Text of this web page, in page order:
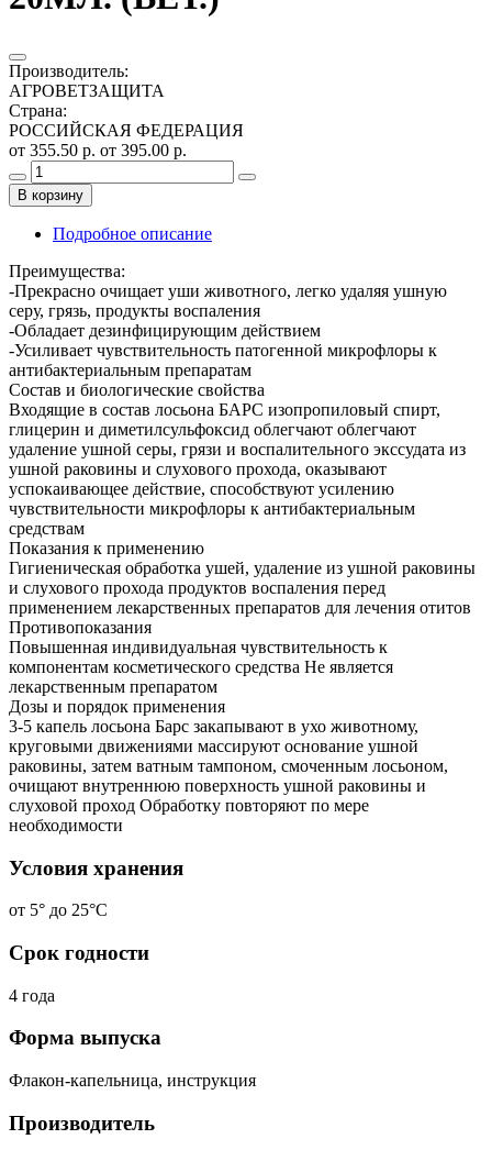
Производитель:
АГРОВЕТЗАЩИТА
Страна:
РОССИЙСКАЯ ФЕДЕРАЦИЯ
от 355.50 р. от 395.00 р.
В корзину
Подробное описание
Преимущества:
-Прекрасно очищает уши животного, легко удаляя ушную
серу, грязь, продукты воспаления
-Обладает дезинфицирующим действием
-Усиливает чувствительность патогенной микрофлоры к
антибактериальным препаратам
Состав и биологические свойства
Входящие в состав лосьона БАРС изопропиловый спирт,
глицерин и диметилсульфоксид облегчают облегчают
удаление ушной серы, грязи и воспалительного экссудата из
ушной раковины и слухового прохода, оказывают
успокаивающее действие, способствуют усилению
чувствительности микрофлоры к антибактериальным
средствам
Показания к применению
Гигиеническая обработка ушей, удаление из ушной раковины
и слухового прохода продуктов воспаления перед
применением лекарственных препаратов для лечения отитов
Противопоказания
Повышенная индивидуальная чувствительность к
компонентам косметического средства Не является
лекарственным препаратом
Дозы и порядок применения
3-5 капель лосьона Барс закапывают в ухо животному,
круговыми движениями массируют основание ушной
раковины, затем ватным тампоном, смоченным лосьоном,
очищают внутреннюю поверхность ушной раковины и
слуховой проход Обработку повторяют по мере
необходимости
Условия хранения
от 5° до 25°С
Срок годности
4 года
Форма выпуска
Флакон-капельница, инструкция
Производитель